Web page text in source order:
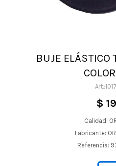
BUJE ELÁSTICO
$
Calidad:
Fabricante:
Referencia: